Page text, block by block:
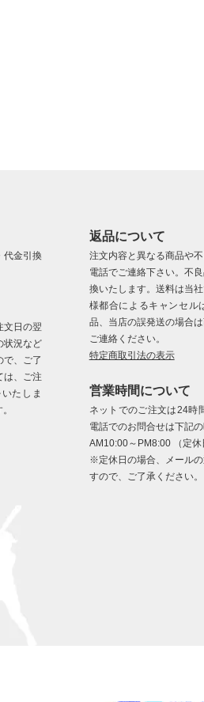
代金引換
文日の翌
状況など
で、ご了
は、ご注
たしま
返品について
注文内容と異なる商品や
電話でご連絡下さい。不
換いたします。送料は当
様都合によるキャンセル
品、当店の誤発送の場合
ご連絡ください。
特定商取引法の表示
営業時間について
ネットでのご注文は24時
電話でのお問合せは下記
AM10:00～PM8:00 （定休
※定休日の場合、メール
すので、ご了承ください。